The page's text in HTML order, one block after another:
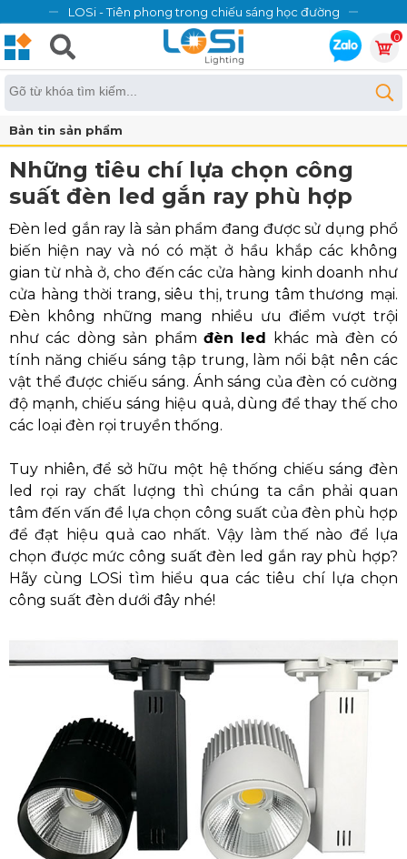
LOSi - Tiên phong trong chiếu sáng học đường
0
Bản tin sản phẩm
Những tiêu chí lựa chọn công
suất đèn led gắn ray phù hợp
Đèn led gắn ray là sản phẩm đang được sử dụng phổ
biến hiện nay và nó có mặt ở hầu khắp các không
gian từ nhà ở, cho đến các cửa hàng kinh doanh như
cửa hàng thời trang, siêu thị, trung tâm thương mại.
Đèn không những mang nhiều ưu điểm vượt trội
như các dòng sản phẩm đèn led khác mà đèn có
tính năng chiếu sáng tập trung, làm nổi bật nên các
vật thể được chiếu sáng. Ánh sáng của đèn có cường
độ mạnh, chiếu sáng hiệu quả, dùng để thay thế cho
các loại đèn rọi truyền thống.
Tuy nhiên, để sở hữu một hệ thống chiếu sáng đèn
led rọi ray chất lượng thì chúng ta cần phải quan
tâm đến vấn đề lựa chọn công suất của đèn phù hợp
để đạt hiệu quả cao nhất. Vậy làm thế nào để lựa
chọn được mức công suất đèn led gắn ray phù hợp?
Hãy cùng LOSi tìm hiểu qua các tiêu chí lựa chọn
công suất đèn dưới đây nhé!